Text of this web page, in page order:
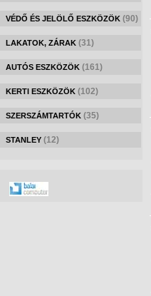
VÉDŐ ÉS JELÖLŐ ESZKÖZÖK (90)
LAKATOK, ZÁRAK (31)
AUTÓS ESZKÖZÖK (161)
KERTI ESZKÖZÖK (102)
SZERSZÁMTARTÓK (35)
STANLEY (12)